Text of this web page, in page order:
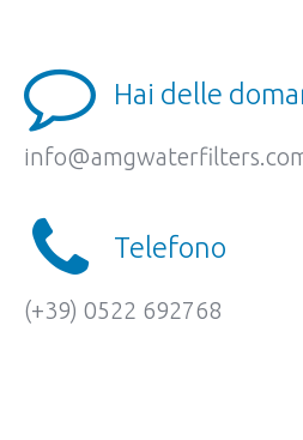
Hai delle
Telefono
(+39) 0522 692768